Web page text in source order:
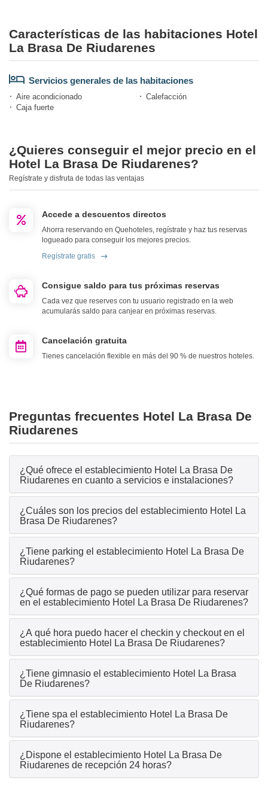
Características de las habitaciones Hotel
La Brasa De Riudarenes
Servicios generales de las habitaciones
Aire acondicionado
Calefacción
Caja fuerte
¿Quieres conseguir el mejor precio en el
Hotel La Brasa De Riudarenes?
Regístrate y disfruta de todas las ventajas
Accede a descuentos directos
Ahorra reservando en Quehoteles, regístrate y haz tus reservas
logueado para conseguir los mejores precios.
Regístrate gratis
Consigue saldo para tus próximas reservas
Cada vez que reserves con tu usuario registrado en la web
acumularás saldo para canjear en próximas reservas.
Cancelación gratuita
Tienes cancelación flexible en más del 90 % de nuestros hoteles.
Preguntas frecuentes Hotel La Brasa De
Riudarenes
¿Qué ofrece el establecimiento Hotel La Brasa De
Riudarenes en cuanto a servicios e instalaciones?
¿Cuáles son los precios del establecimiento Hotel La
Brasa De Riudarenes?
¿Tiene parking el establecimiento Hotel La Brasa De
Riudarenes?
¿Qué formas de pago se pueden utilizar para reservar
en el establecimiento Hotel La Brasa De Riudarenes?
¿A qué hora puedo hacer el checkin y checkout en el
establecimiento Hotel La Brasa De Riudarenes?
¿Tiene gimnasio el establecimiento Hotel La Brasa
De Riudarenes?
¿Tiene spa el establecimiento Hotel La Brasa De
Riudarenes?
¿Dispone el establecimiento Hotel La Brasa De
Riudarenes de recepción 24 horas?